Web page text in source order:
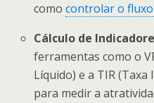
comocontrolar o fluxo
Cálculo de
ferramentas como o
Líquido) e a TIR
para medir a